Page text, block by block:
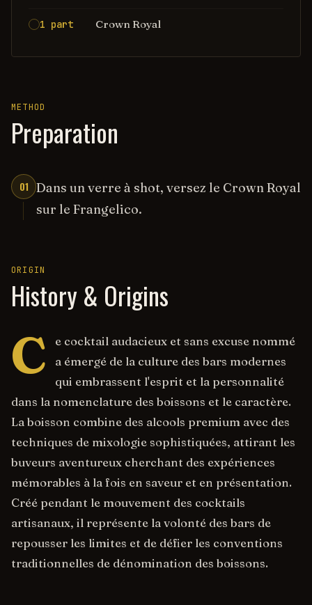
1 part Crown Royal
METHOD
Preparation
01 Dans un verre à shot, versez le Crown Royal
sur le Frangelico.
ORIGIN
History & Origins
C
e cocktail audacieux et sans excuse nommé
a émergé de la culture des bars modernes
qui embrassent l'esprit et la personnalité
dans la nomenclature des boissons et le caractère.
La boisson combine des alcools premium avec des
techniques de mixologie sophistiquées, attirant les
buveurs aventureux cherchant des expériences
mémorables à la fois en saveur et en présentation.
Créé pendant le mouvement des cocktails
artisanaux, il représente la volonté des bars de
repousser les limites et de défier les conventions
traditionnelles de dénomination des boissons.